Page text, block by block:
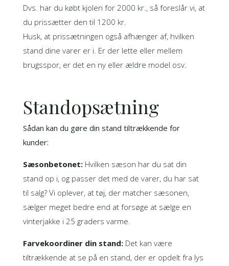
Dvs. har du købt kjolen for 2000 kr., så foreslår vi, at
du prissætter den til 1200 kr.
Husk, at prissætningen også afhænger af, hvilken
stand dine varer er i. Er der lette eller mellem
brugsspor, er det en ny eller ældre model osv.
Standopsætning
Sådan kan du gøre din stand tiltrækkende for
kunder:
Sæsonbetonet:Hvilken sæson har du sat din
stand op i, og passer det med de varer, du har sat
til salg? Vi oplever, at tøj, der matcher sæsonen,
sælger meget bedre end at forsøge at sælge en
vinterjakke i 25 graders varme.
Farvekoordiner din stand:Det kan være
tiltrækkende at se på en stand, der er opdelt fra lys